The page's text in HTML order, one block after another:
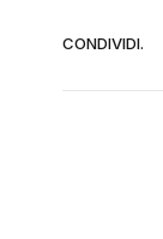
CONDIVIDI.